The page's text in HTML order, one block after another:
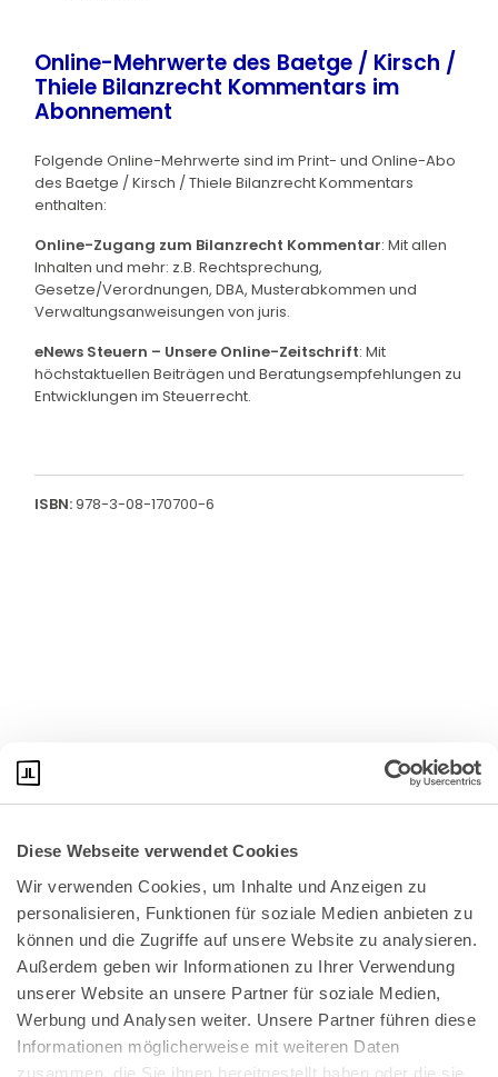
Diese Webseite verwendet Cookies
Wir verwenden Cookies, um Inhalte und Anzeigen zu
personalisieren, Funktionen für soziale Medien anbieten zu
können und die Zugriffe auf unsere Website zu analysieren.
Außerdem geben wir Informationen zu Ihrer Verwendung
unserer Website an unsere Partner für soziale Medien,
Werbung und Analysen weiter. Unsere Partner führen diese
Informationen möglicherweise mit weiteren Daten
zusammen, die Sie ihnen bereitgestellt haben oder die sie
Online-Mehrwerte des Baetge / Kirsch /
Thiele Bilanzrecht Kommentars im
Abonnement
Folgende Online-Mehrwerte sind im Print- und Online-Abo
des Baetge / Kirsch / Thiele Bilanzrecht Kommentars
enthalten:
Online-Zugang zum Bilanzrecht Kommentar: Mit allen
Inhalten und mehr: z.B. Rechtsprechung,
Gesetze/Verordnungen, DBA, Musterabkommen und
Verwaltungsanweisungen von juris.
eNews Steuern – Unsere Online-Zeitschrift: Mit
höchstaktuellen Beiträgen und Beratungsempfehlungen zu
Entwicklungen im Steuerrecht.
ISBN:978-3-08-170700-6
Bundeskanzlerplatz 2
53113 Bonn